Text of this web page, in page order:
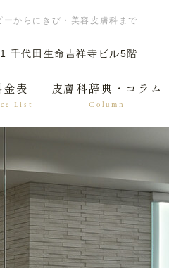
からにきび・美容皮膚科まで
千代田生命吉祥寺ビル5階
金表
List
皮膚科辞典・コラム
Column